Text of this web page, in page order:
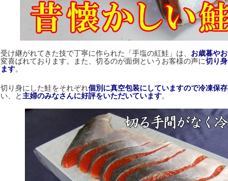
受け継がれてきた技で丁寧に作られた「手塩の紅鮭」は、 お歳暮や
変喜ばれております。また、切るのが面倒というお客様の声に切り
ます。
切り身にした鮭をそれぞれ個別に真空包装にしていますので冷凍保
い、と 主婦のみなさんに好評をいただいています。